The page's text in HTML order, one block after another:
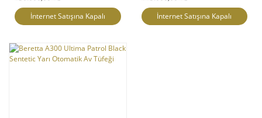
İnternet Satışına Kapalı
İnternet Satışına Kapalı